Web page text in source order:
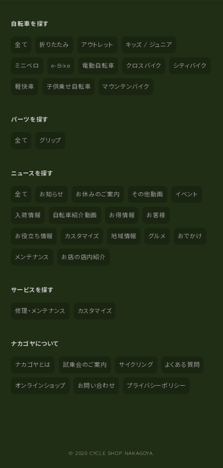
自転車を探す
全て 折りたたみ アウトレット キッズ / ジュニア
ミニベロ e-Bike 電動自転車 クロスバイク シティバイク
軽快車 子供乗せ自転車 マウンテンバイク
パーツを探す
全て グリップ
ニュースを探す
全て お知らせ お休みのご案内 その他動画 イベント
入荷情報 自転車紹介動画 お得情報 お客様
お役立ち情報 カスタマイズ 地域情報 グルメ おでかけ
メンテナンス お店の店内紹介
サービスを探す
修理・メンテナンス カスタマイズ
ナカゴヤについて
ナカゴヤとは 試乗会のご案内 サイクリング よくある質問
オンラインショップ お問い合わせ プライバシーポリシー
© 2020 CYCLE SHOP NAKAGOYA.